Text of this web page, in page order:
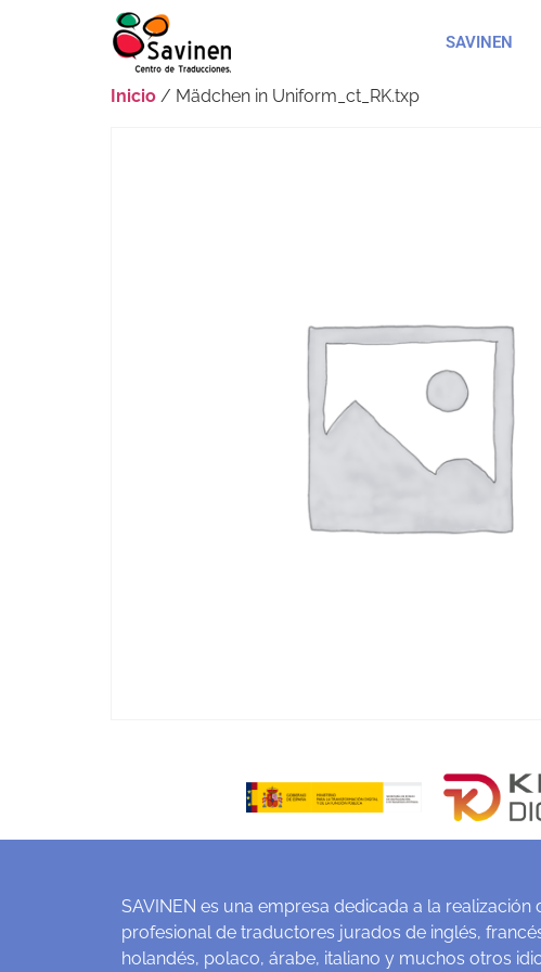
SAVINEN
Inicio / Mädchen in Uniform_ct_RK.txp
SAVINEN es una empresa dedicada a la
profesional de traductores jurados de inglés,
holandés, polaco, árabe, italiano y muchos otros